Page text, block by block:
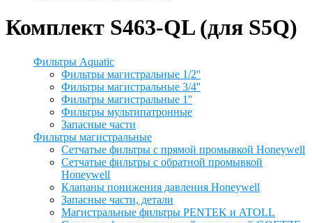
Комплект S463-QL (для S5Q)
Фильтры Aquatic
Фильтры магистральные 1/2''
Фильтры магистральные 3/4''
Фильтры магистральные 1''
Фильтры мультипатронные
Запасные части
Фильтры магистральные
Сетчатые фильтры с прямой промывкой Honeywell
Сетчатые фильтры с обратной промывкой
Honeywell
Клапаны понижения давления Honeywell
Запасные части, детали
Магистральные фильтры PENTEK и ATOLL